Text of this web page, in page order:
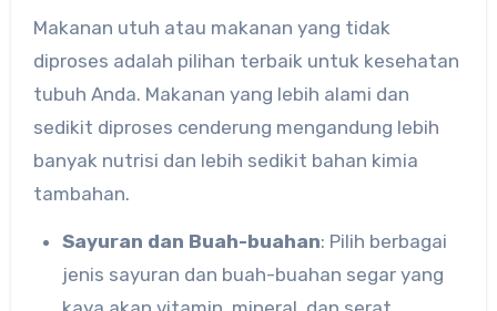
Makanan utuh atau makanan yang tidak
diproses adalah pilihan terbaik untuk kesehatan
tubuh Anda. Makanan yang lebih alami dan
sedikit diproses cenderung mengandung lebih
banyak nutrisi dan lebih sedikit bahan kimia
tambahan.
Sayuran dan Buah-buahan: Pilih berbagai
jenis sayuran dan buah-buahan segar yang